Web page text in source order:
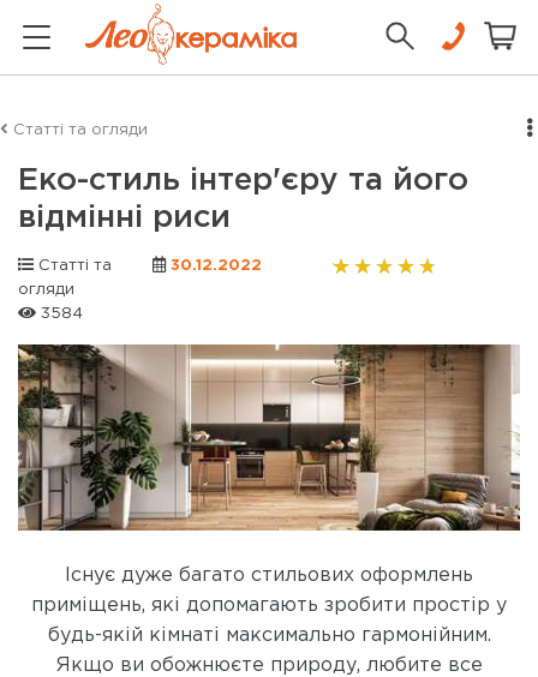
Статті та огляди
Еко-стиль інтер'єру та його
відмінні риси
Статті та
огляди
30.12.2022
3584
Існує дуже багато стильових оформлень
приміщень, які допомагають зробити простір у
будь-якій кімнаті максимально гармонійним.
Якщо ви обожнюєте природу, любите все